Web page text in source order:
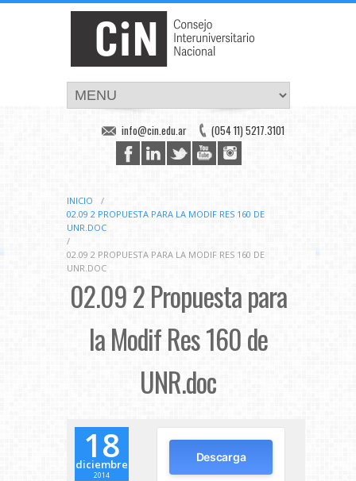
(054 11) 5217.3101
info@cin.edu.ar
INICIO
/
02.09 2 PROPUESTA PARA LA MODIF RES 160 DE
UNR.DOC
/
02.09 2 PROPUESTA PARA LA MODIF RES 160 DE
UNR.DOC
02.09 2 Propuesta para
la Modif Res 160 de
UNR.doc
18
diciembre
2014
Descarga